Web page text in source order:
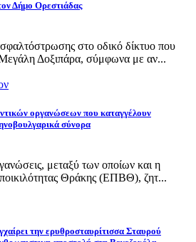
Δήμο Ορεστιάδας
στο οδικό δίκτυο που
Δοξιπάρα, σύμφωνα με αν...
οργανώσεων που καταγγέλουν
σύνορα
μεταξύ των οποίων και η
Θράκης (ΕΠΒΘ), ζητ...
την ερυθροσταυρίτισσα Σταυρού